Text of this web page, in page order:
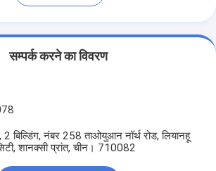
सम्पर्क करने का विवरण
बिल्डिंग, नंबर 258 ताओयुआन नॉर्थ रोड, लियानहू
शानक्सी प्रांत, चीन। 710082